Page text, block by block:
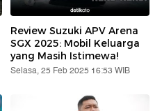
Review Suzuki APV Arena
SGX 2025: Mobil Keluarga
yang Masih Istimewa!
Selasa, 25 Feb 2025 16:53 WIB